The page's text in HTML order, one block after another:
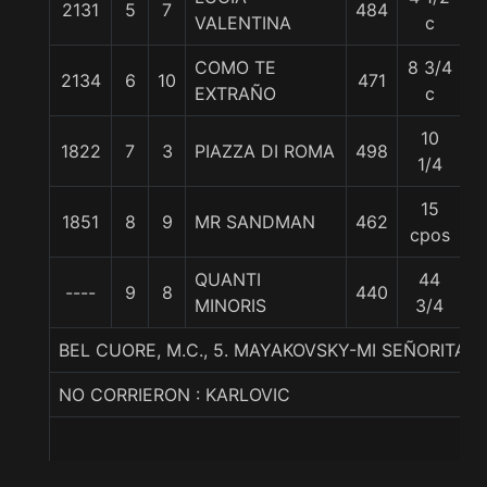
2131 5 7
VALENTINA
484
c
2134 6 10
COMO TE
EXTRAÑO
471
8 3/4
c
1822 7 3 PIAZZA DI ROMA 498
10
1/4
1851 8 9 MR SANDMAN 462
15
cpos
---- 9 8
QUANTI
MINORIS
440
44
3/4
BEL CUORE, M.C., 5. MAYAKOVSKY-MI SEÑORITA
NO CORRIERON : KARLOVIC